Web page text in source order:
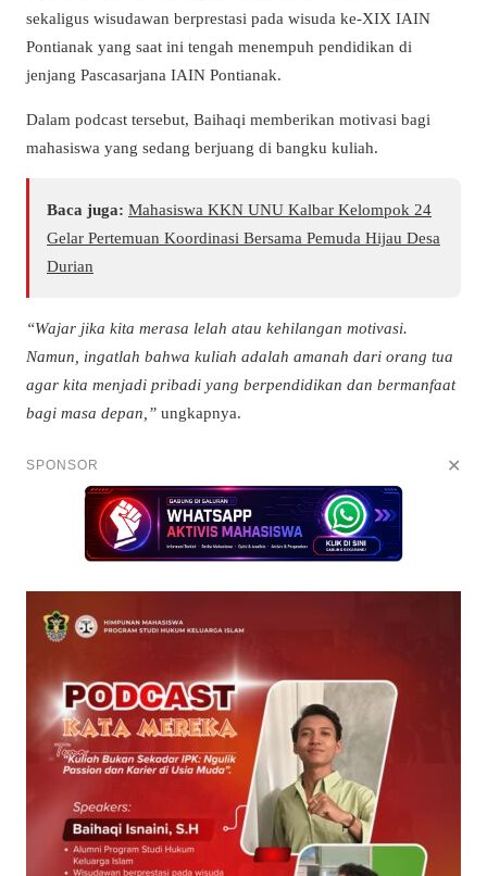
sekaligus wisudawan berprestasi pada wisuda ke-XIX IAIN
Pontianak yang saat ini tengah menempuh pendidikan di
jenjang Pascasarjana IAIN Pontianak.
Dalam podcast tersebut, Baihaqi memberikan motivasi bagi
mahasiswa yang sedang berjuang di bangku kuliah.
Baca juga: Mahasiswa KKN UNU Kalbar Kelompok 24
Gelar Pertemuan Koordinasi Bersama Pemuda Hijau Desa
Durian
“Wajar jika kita merasa lelah atau kehilangan motivasi.
Namun, ingatlah bahwa kuliah adalah amanah dari orang tua
agar kita menjadi pribadi yang berpendidikan dan bermanfaat
bagi masa depan,” ungkapnya.
SPONSOR ✕